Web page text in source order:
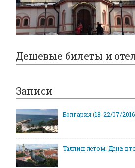
Дешевые билеты и
Записи
Болгария (18-22/07/
Таллин летом. День